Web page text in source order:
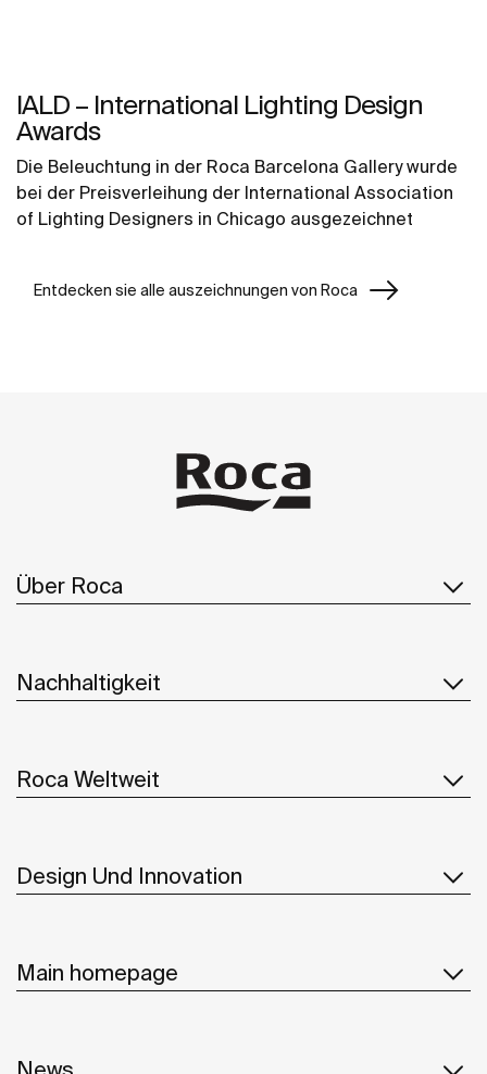
IALD – International Lighting Design
Awards
Die Beleuchtung in der Roca Barcelona Gallery wurde
bei der Preisverleihung der International Association
of Lighting Designers in Chicago ausgezeichnet
Entdecken sie alle auszeichnungen von Roca
Über Roca
Nachhaltigkeit
Roca Weltweit
Design Und Innovation
Main homepage
News